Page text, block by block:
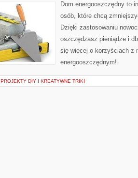
Dom energooszczędny to
osób, które chcą
Dzięki zastosowaniu
oszczędzasz pieniądze i
się więcej o korzyściach z
energooszczędnym!
PROJEKTY DIY I KREATYWNE TRIKI